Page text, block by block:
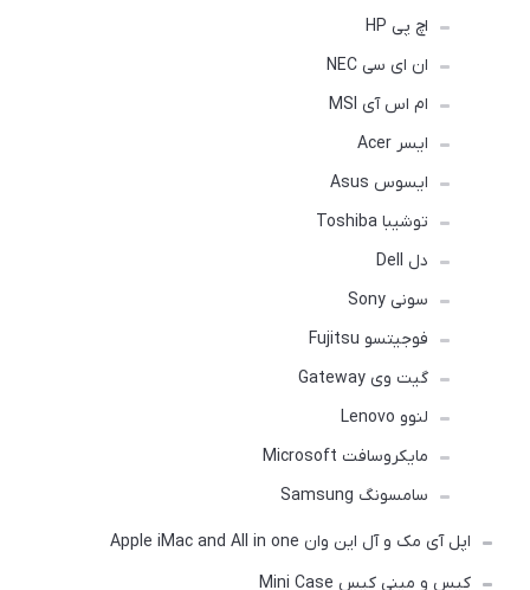
اچ پی HP
ان ای سی NEC
ام اس آی MSI
ایسر Acer
ایسوس Asus
توشیبا Toshiba
دل Dell
سونی Sony
فوجیتسو Fujitsu
گیت وی Gateway
لنوو Lenovo
مایکروسافت Microsoft
سامسونگ Samsung
اپل آی مک و آل این وان Apple iMac and All in one
کیس و مینی کیس Mini Case